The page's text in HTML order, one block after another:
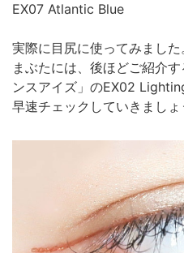
EX07 Atlantic Blue
実際に目尻に使ってみました
まぶたには、後ほどご紹介
ンスアイズ」のEX02
早速チェックしていきましょ